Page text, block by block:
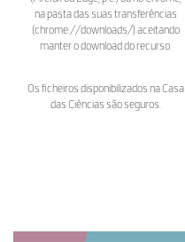
na pasta das suas transferências
(chrome://downloads/) aceitando
manter o download do recurso.
Os ficheiros disponibilizados na Casa
das Ciências são seguros.